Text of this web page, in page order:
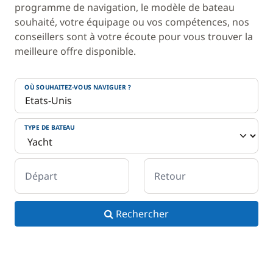
programme de navigation, le modèle de bateau
souhaité, votre équipage ou vos compétences, nos
conseillers sont à votre écoute pour vous trouver la
meilleure offre disponible.
OÙ SOUHAITEZ-VOUS NAVIGUER ?
TYPE DE BATEAU
Départ Retour
Rechercher